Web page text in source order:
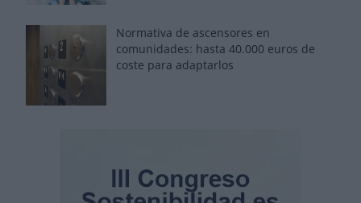
Normativa de ascensores en
comunidades: hasta 40.000 euros de
coste para adaptarlos